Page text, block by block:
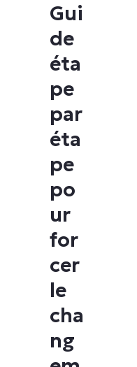
Gui
de
éta
pe
par
éta
pe
po
ur
for
cer
le
cha
ng